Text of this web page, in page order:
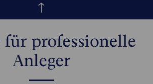
professionelle
Anleger